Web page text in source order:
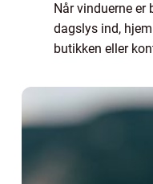
Når vinduerne er
dagslys ind,
butikken eller
balancere på
strib...